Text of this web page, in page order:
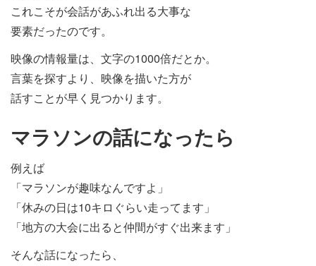
これこそが会話があふれ出る大事な
要素だったのです。
映像の情報量は、文字の1000倍だとか。
言葉を探すより、映像を描いた方が
話すことが早く見つかります。
マラソンの話になったら
例えば
「マラソンが趣味なんですよ」
「休みの日は10キロぐらい走ってます」
「地方の大会に出ると仲間がすぐ出来ます」
そんな話になったら、